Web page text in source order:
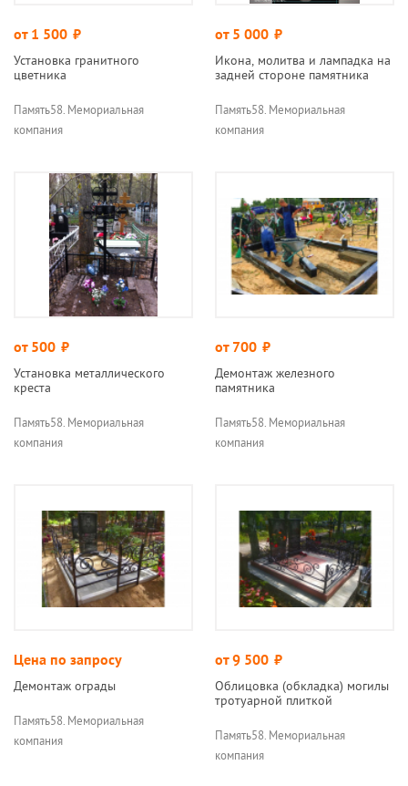
от 1 500 руб.
Установка гранитного
цветника
Память58. Мемориальная
компания
от 5 000 руб.
Икона, молитва и лампадка на
задней стороне памятника
Память58. Мемориальная
компания
от 500 руб.
Установка металлического
креста
Память58. Мемориальная
компания
от 700 руб.
Демонтаж железного
памятника
Память58. Мемориальная
компания
Цена по запросу
Демонтаж ограды
Память58. Мемориальная
компания
от 9 500 руб.
Облицовка (обкладка) могилы
тротуарной плиткой
Память58. Мемориальная
компания